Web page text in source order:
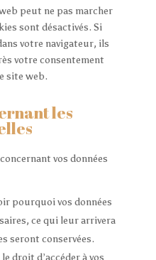
peut ne pas marcher
sont désactivés. Si
votre navigateur, ils
votre consentement
site web.
les
vos données
pourquoi vos données
ce qui leur arrivera
seront conservées.
droit d’accéder à vos